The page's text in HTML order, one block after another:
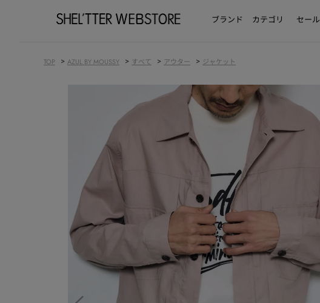
ブランド カテゴリ セール
TOP > AZUL BY MOUSSY > すべて > アウター > ジャケット